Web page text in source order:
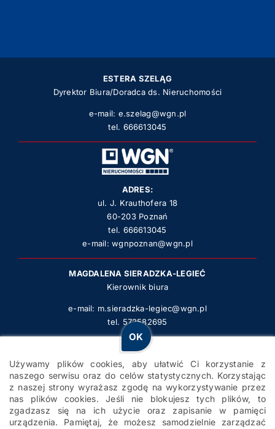
ESTERA SZELĄG
Dyrektor Biura/Doradca ds. Nieruchomości
e-mail: e.szelag@wgn.pl
tel. 666613045
ADRES:
ul. J. Krauthofera 18
60-203 Poznań
tel. 666613045
e-mail:wgnpoznan@wgn.pl
MAGDALENA SIERADZKA-LEGIEĆ
Kierownik biura
e-mail: m.sieradzka-legiec@wgn.pl
tel. 572582695
POWERWEB.PRO– STRONY DLA FIRM POZYSKUJĄCE
KLIENTÓW
Polityka prywatności
Używamy plików cookies, aby ułatwić Ci korzystanie z
naszego serwisu oraz do celów statystycznych. Korzystając
z naszej strony wyrażasz zgodę na wykorzystywanie przez
nas plików cookies. Jeśli nie blokujesz tych plików, to
zgadzasz się na ich użycie oraz zapisanie w pamięci
urządzenia. Pamiętaj, że możesz samodzielnie zarządzać
OK